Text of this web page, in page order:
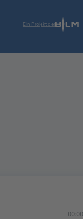
Ein Projekt der
00:00